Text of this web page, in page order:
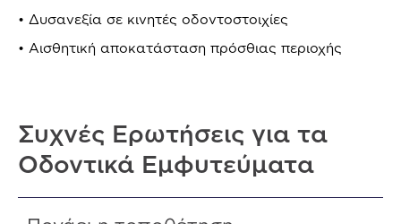
• Δυσανεξία σε κινητές οδοντοστοιχίες
• Αισθητική αποκατάσταση πρόσθιας περιοχής
Συχνές Ερωτήσεις για τα
Οδοντικά Εμφυτεύματα